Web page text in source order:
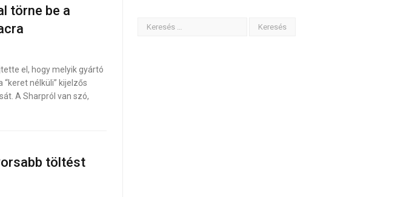
törne be a
el, hogy melyik gyártó
nélküli” kijelzős
A Sharpról van szó,
töltést